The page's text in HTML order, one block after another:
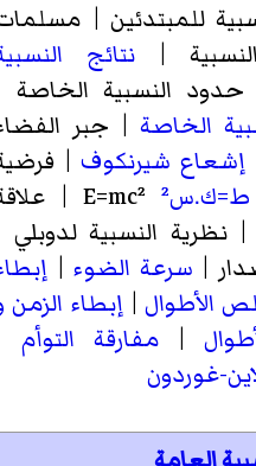
للمبتدئين |
| نتائج
حدود النسبية الخاصة
الخاصة | جبر
إشعاع شيرنكوف|
ط=ك.س²
نظرية النسبية لدوبلي
| سرعة الضوء |
الأطوال | إبطاء الزمن
|مفارقة التوأم
غوردون